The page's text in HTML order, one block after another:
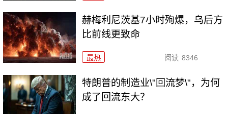
赫梅利尼茨基7小时殉爆，乌后方
比前线更致命
最热 阅读 8346
特朗普的制造业\"回流梦\"，为何
成了回流东大？